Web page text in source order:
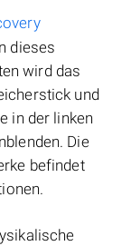
dieses
wird das
und
in der linken
Die
befindet